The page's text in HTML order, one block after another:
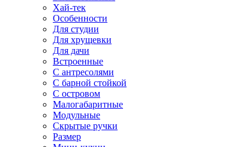
Хай-тек
Особенности
Для студии
Для хрущевки
Для дачи
Встроенные
С антресолями
С барной стойкой
С островом
Малогабаритные
Модульные
Скрытые ручки
Размер